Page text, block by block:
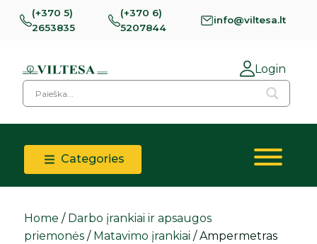
(+370 5)
2653835
(+370 6)
5207844
info@viltesa.lt
Login
Categories
Home / Darbo įrankiai ir apsaugos
priemonės / Matavimo įrankiai / Ampermetras